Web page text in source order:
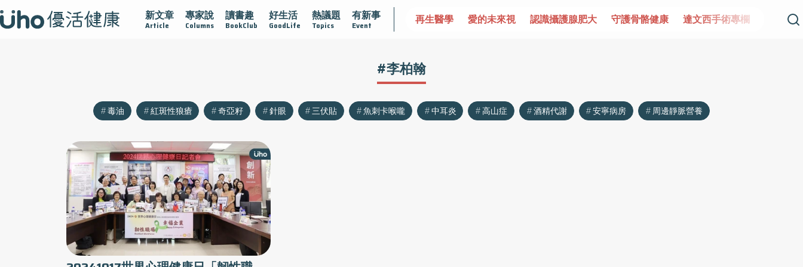
新文章
Article
專家說
Columns
讀書趣
BookClub
好生活
GoodLife
熱議題
Topics
有新事
Event
達文西手術專欄 2025植牙指南 漸凍不孤單 愛不沾黏 守護腺在 疫情保衛戰 再生醫學 愛的未來視 認識攝護腺肥大 守護骨骼健康 達文西手術專欄 2025植
#李柏翰
毒油 紅斑性狼瘡 奇亞籽 針眼 三伏貼 魚刺卡喉嚨 中耳炎 高山症 酒精代謝 安寧病房 周邊靜脈營養